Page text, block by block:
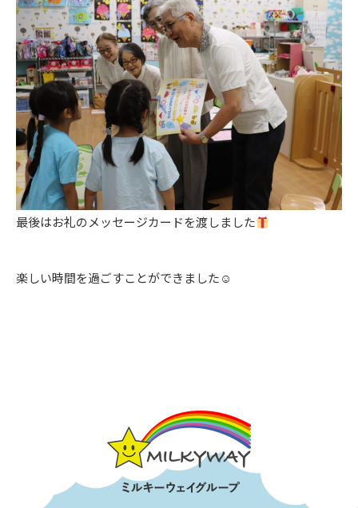
最後はお礼のメッセージカードを渡しました
楽しい時間を過ごすことができました☺